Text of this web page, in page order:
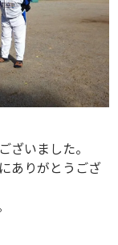
ざいました。
ありがとうござ